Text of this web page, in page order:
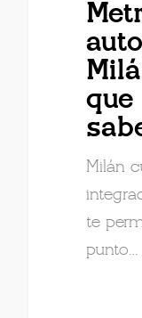
que
Milán
te
punto…